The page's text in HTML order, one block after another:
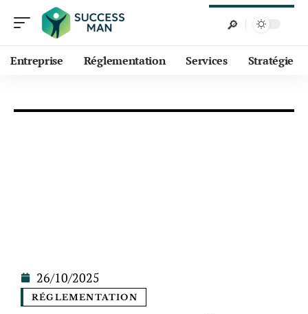
Entreprise Réglementation Services Stratégie
26/10/2025
RÉGLEMENTATION